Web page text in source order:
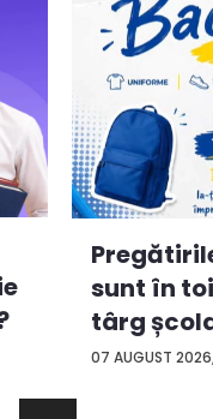
07 AUGUST
sunt în
târg
con...